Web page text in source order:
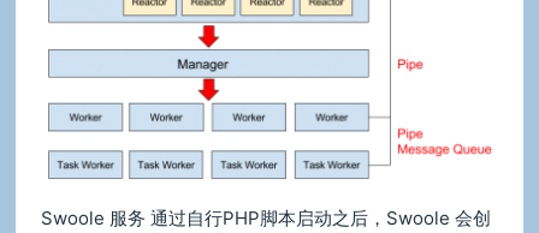
Swoole 服务 通过自行PHP脚本启动之后，Swoole 会创